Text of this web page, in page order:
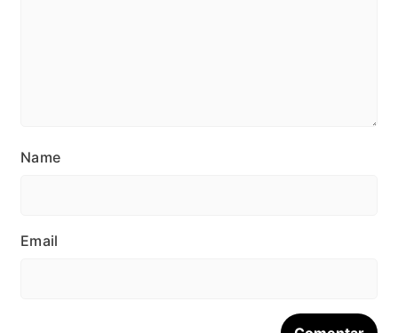
Name
Email